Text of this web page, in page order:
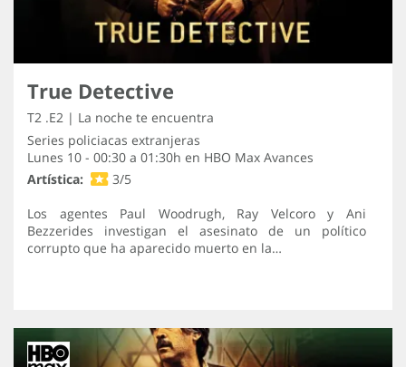
True Detective
T2 .E2 | La noche te encuentra
Series policiacas extranjeras
Lunes 10 - 00:30 a 01:30h en HBO Max Avances
Artística:
3/5
Los agentes Paul Woodrugh, Ray Velcoro y Ani
Bezzerides investigan el asesinato de un político
corrupto que ha aparecido muerto en la…